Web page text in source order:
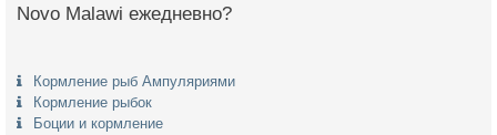
Novo Malawi ежедневно?
Кормление рыб Ампуляриями
Кормление рыбок
Боции и кормление